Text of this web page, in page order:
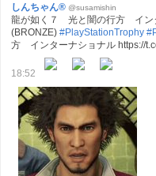
しんちゃん® @susamishin
龍が如く７ 光と闇の行方 イン
(BRONZE) #PlayStationTrophy
方 インターナショナル https://
18:52